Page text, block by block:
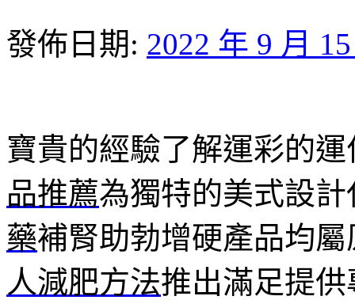
發佈日期: 2022 年 9 月
寶貴的經驗了解運彩的
品推薦為獨特的美式設
藥補腎助勃增硬產品均
人減肥方法推出滿足提